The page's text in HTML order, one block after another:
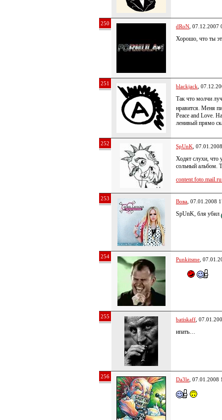
250 dRoN , 07.12.2007
Хорошо, что ты
251 blackjack ,
Так что молчи
нравится. Меня
Peace and Love.
ленивый прямо
252 SpUnK ,
Ходят слухи, что
сольный альбом.
253 Вова , 07.01.2008
SpUnK, бля убил
254 Punkitsme ,
255 batiskaff ,
ипать…
256 Da3le , 07.01.2008